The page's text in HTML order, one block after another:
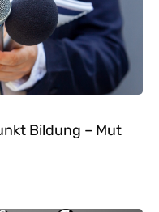
Bildung – Mut